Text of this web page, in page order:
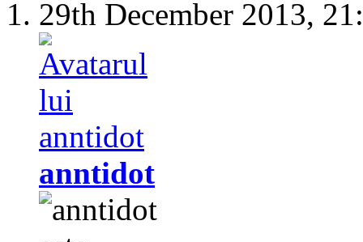
29th December 2013,
anntidot